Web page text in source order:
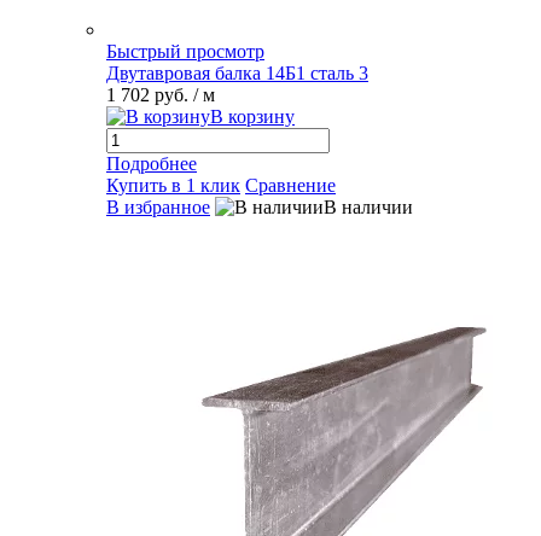
Быстрый просмотр
Двутавровая балка 14Б1 сталь 3
1 702 руб. / м
В корзину
Подробнее
Купить в 1 клик Сравнение
В избранное
В наличии